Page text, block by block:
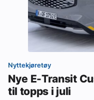
Nyttekjøretøy
Nye E-Transit
til topps i juli